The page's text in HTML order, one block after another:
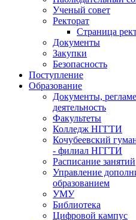
Ученый совет
Ректорат
Страница
Документы
Закупки
Безопасность
Поступление
Образование
Документы,
деятельность
Факультеты
Колледж НГГТИ
Кочубеевский
- филиал НГГТИ
Расписание занятий
Управление
образованием
УМУ
Библиотека
Цифровой кампус